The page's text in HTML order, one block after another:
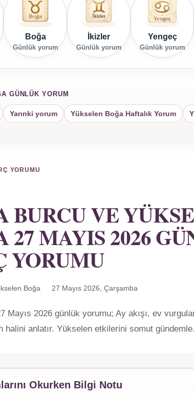
Boğa
Günlük yorum
İkizler
Günlük yorum
Yengeç
Günlük yorum
GÜNLÜK YORUM
Yarınki yorum Yükselen Boğa Haftalık Yorum
YORUMU
BURCU VE
27 MAYIS 2026
YORUMU
Boğa 27 Mayıs 2026, Çarşamba
Mayıs 2026 günlük yorumu; Ay akışı, ev
halini anlatır. Yükselen etkilerini somut gündemle.
Okurken Bilgi Notu